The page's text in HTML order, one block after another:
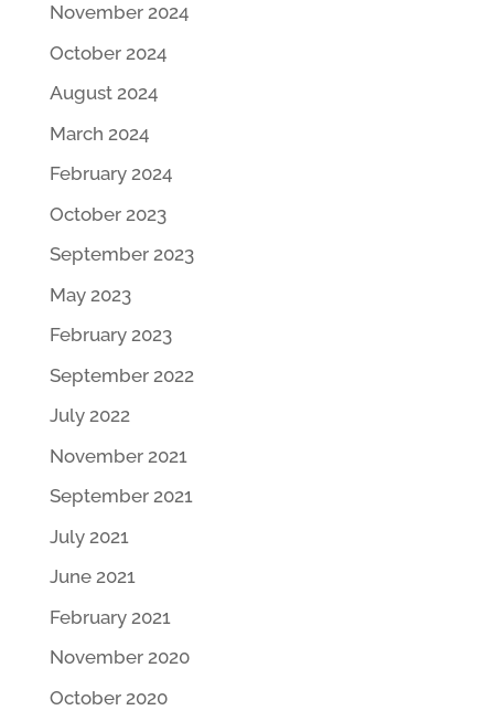
November 2024
October 2024
August 2024
March 2024
February 2024
October 2023
September 2023
May 2023
February 2023
September 2022
July 2022
November 2021
September 2021
July 2021
June 2021
February 2021
November 2020
October 2020